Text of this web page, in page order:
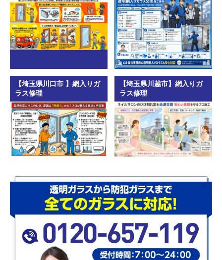
【埼玉県川口市 】網入りガ
ラス修理
【埼玉県川越市】網入りガ
ラス修理